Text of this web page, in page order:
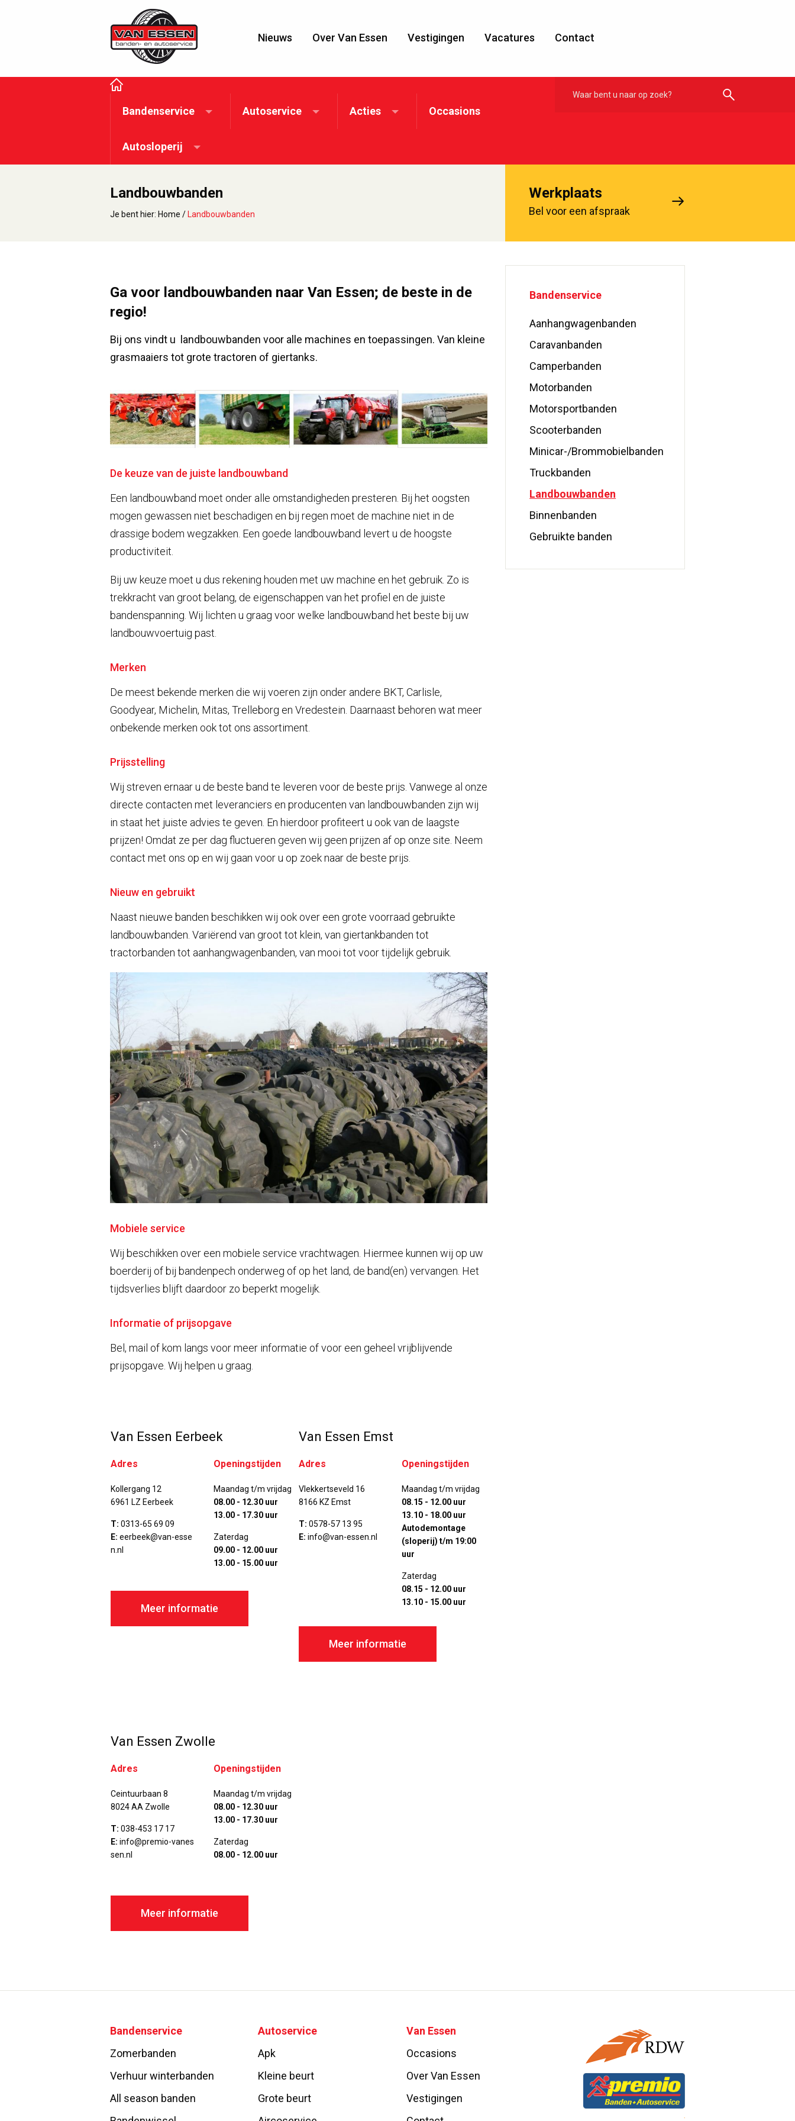
Nieuws Over Van Essen Vestigingen Vacatures Contact
Bandenservice Autoservice Acties Occasions
Autosloperij
Landbouwbanden
Je bent hier: Home / Landbouwbanden
Werkplaats
Bel voor een afspraak
Bandenservice
Aanhangwagenbanden
Caravanbanden
Camperbanden
Motorbanden
Motorsportbanden
Scooterbanden
Minicar-/Brommobielbanden
Truckbanden
Landbouwbanden
Binnenbanden
Gebruikte banden
Ga voor landbouwbanden naar Van Essen; de beste in de
regio!
Bij ons vindt u landbouwbanden voor alle machines en toepassingen. Van kleine
grasmaaiers tot grote tractoren of giertanks.
De keuze van de juiste landbouwband
Een landbouwband moet onder alle omstandigheden presteren. Bij het oogsten
mogen gewassen niet beschadigen en bij regen moet de machine niet in de
drassige bodem wegzakken. Een goede landbouwband levert u de hoogste
productiviteit.
Bij uw keuze moet u dus rekening houden met uw machine en het gebruik. Zo is
trekkracht van groot belang, de eigenschappen van het profiel en de juiste
bandenspanning. Wij lichten u graag voor welke landbouwband het beste bij uw
landbouwvoertuig past.
Merken
De meest bekende merken die wij voeren zijn onder andere BKT, Carlisle,
Goodyear, Michelin, Mitas, Trelleborg en Vredestein. Daarnaast behoren wat meer
onbekende merken ook tot ons assortiment.
Prijsstelling
Wij streven ernaar u de beste band te leveren voor de beste prijs. Vanwege al onze
directe contacten met leveranciers en producenten van landbouwbanden zijn wij
in staat het juiste advies te geven. En hierdoor profiteert u ook van de laagste
prijzen! Omdat ze per dag fluctueren geven wij geen prijzen af op onze site. Neem
contact met ons op en wij gaan voor u op zoek naar de beste prijs.
Nieuw en gebruikt
Naast nieuwe banden beschikken wij ook over een grote voorraad gebruikte
landbouwbanden. Variërend van groot tot klein, van giertankbanden tot
tractorbanden tot aanhangwagenbanden, van mooi tot voor tijdelijk gebruik.
Mobiele service
Wij beschikken over een mobiele service vrachtwagen. Hiermee kunnen wij op uw
boerderij of bij bandenpech onderweg of op het land, de band(en) vervangen. Het
tijdsverlies blijft daardoor zo beperkt mogelijk.
Informatie of prijsopgave
Bel, mail of kom langs voor meer informatie of voor een geheel vrijblijvende
prijsopgave. Wij helpen u graag.
Van Essen Eerbeek
Adres
Kollergang 12
6961 LZ Eerbeek
T: 0313-65 69 09
E: eerbeek@van-esse
n.nl
Openingstijden
Maandag t/m vrijdag
08.00 - 12.30 uur
13.00 - 17.30 uur
Zaterdag
09.00 - 12.00 uur
13.00 - 15.00 uur
Meer informatie
Van Essen Emst
Adres
Vlekkertseveld 16
8166 KZ Emst
T: 0578-57 13 95
E: info@van-essen.nl
Openingstijden
Maandag t/m vrijdag
08.15 - 12.00 uur
13.10 - 18.00 uur
Autodemontage
(sloperij) t/m 19:00
uur
Zaterdag
08.15 - 12.00 uur
13.10 - 15.00 uur
Meer informatie
Van Essen Zwolle
Adres
Ceintuurbaan 8
8024 AA Zwolle
T: 038-453 17 17
E: info@premio-vanes
sen.nl
Openingstijden
Maandag t/m vrijdag
08.00 - 12.30 uur
13.00 - 17.30 uur
Zaterdag
08.00 - 12.00 uur
Meer informatie
Bandenservice
Zomerbanden
Verhuur winterbanden
All season banden
Autoservice
Apk
Kleine beurt
Grote beurt
Van Essen
Occasions
Over Van Essen
Vestigingen